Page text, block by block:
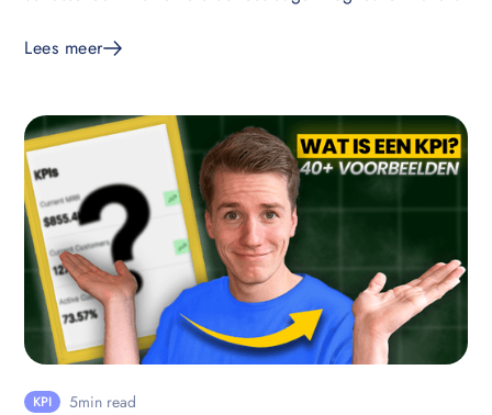
Lees meer
KPI 5min read